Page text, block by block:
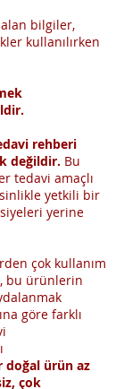
bilgiler,
kullanılırken
rehberi
değildir. Bu
tedavi amaçlı
yetkili bir
yerine
çok kullanım
bu ürünlerin
göre farklı
doğal ürün az
çok